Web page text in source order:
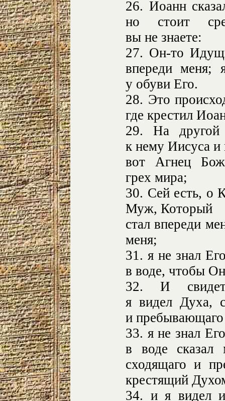
26. Иоанн
но стоит
вы не знаете:
27. Он-то
впереди меня;
у обуви Его.
28. Это
где крестил
29. На другой
к нему Иисуса и
вот Агнец
грех мира;
30. Сей есть, о
Муж, Который
стал впереди
меня;
31. я не знал
в воде, чтобы
32. И
я видел Духа,
и
33. я не знал
в воде
сходящаго и
крестящий
34. и я видел и